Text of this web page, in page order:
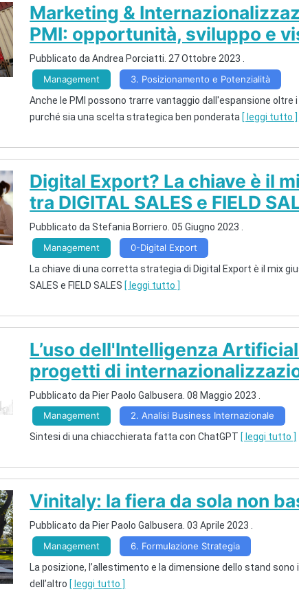
Marketing &
PMI: opportunità, sviluppo e
Pubblicato da Andrea Porciatti. 27 Ottobre 2023
Management
3. Posizionamento e Potenzialità
Anche le PMI possono trarre vantaggio dall'espansione oltre
purché sia una scelta strategica ben ponderata [ leggi tutto ]
Digital Export? La chiave è il
tra DIGITAL SALES e FIELD
Pubblicato da Stefania Borriero.05 Giugno 2023
Management
0-Digital Export
La chiave di una corretta strategia di Digital Export è il mix
SALES e FIELD SALES [ leggi tutto ]
L’uso dell'Intelligenza
progetti di
Pubblicato da Pier Paolo Galbusera.08 Maggio 2023
Management
2. Analisi Business Internazionale
Sintesi di una chiacchierata fatta con ChatGPT [ leggi tutto ]
Vinitaly: la fiera da sola non
Pubblicato da Pier Paolo Galbusera.03 Aprile 2023 .
Management
6. Formulazione Strategia
La posizione, l’allestimento e la dimensione dello stand sono
dell’altro [ leggi tutto ]